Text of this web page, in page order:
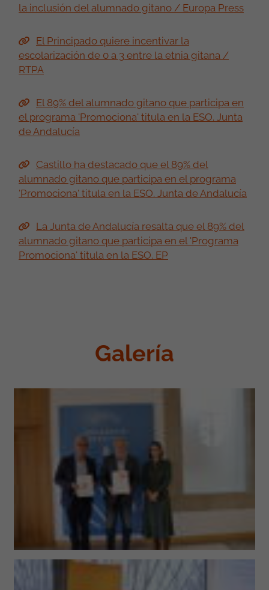
la inclusión del alumnado gitano / Europa Press
El Principado quiere incentivar la
escolarización de 0 a 3 entre la etnia gitana /
RTPA
El 89% del alumnado gitano que participa en
el programa 'Promociona' titula en la ESO. Junta
de Andalucía
Castillo ha destacado que el 89% del
alumnado gitano que participa en el programa
'Promociona' titula en la ESO. Junta de Andalucía
La Junta de Andalucía resalta que el 89% del
alumnado gitano que participa en el 'Programa
Promociona' titula en la ESO. EP
Galería